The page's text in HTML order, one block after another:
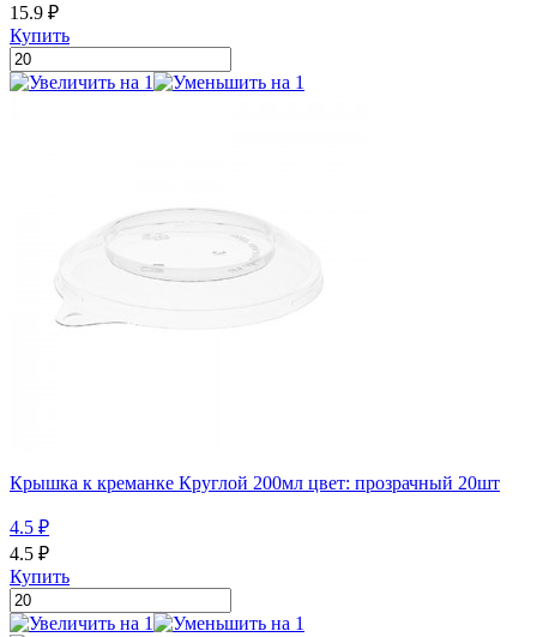
15.9 ₽
Купить
Крышка к креманке Круглой 200мл цвет: прозрачный 20шт
4.5 ₽
4.5 ₽
Купить